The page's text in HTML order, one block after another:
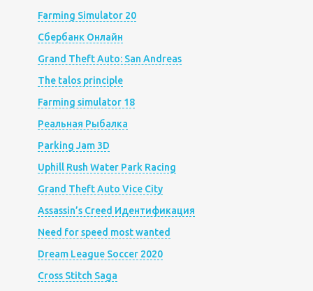
Farming Simulator 20
Сбербанк Онлайн
Grand Theft Auto: San Andreas
The talos principle
Farming simulator 18
Реальная Рыбалка
Parking Jam 3D
Uphill Rush Water Park Racing
Grand Theft Auto Vice City
Assassin’s Creed Идентификация
Need for speed most wanted
Dream League Soccer 2020
Cross Stitch Saga